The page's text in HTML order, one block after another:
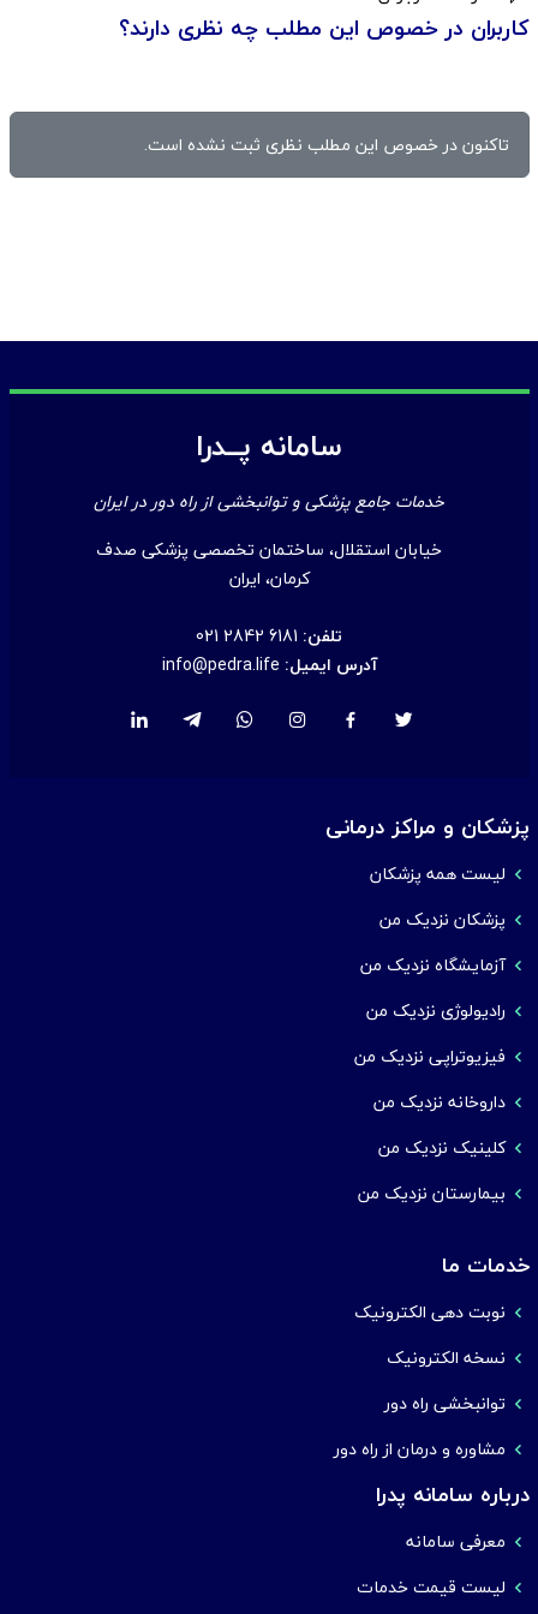
کاربران در خصوص این مطلب چه نظری دارند؟
تاکنون در خصوص این مطلب نظری ثبت نشده است.
سامانه پــدرا
خدمات جامع پزشکی و توانبخشی از راه دور در ایران
خیابان استقلال، ساختمان تخصصی پزشکی صدف
کرمان، ایران
تلفن: 021 2842 6181
آدرس ایمیل: info@pedra.life
پزشکان و مراکز درمانی
لیست همه پزشکان
پزشکان نزدیک من
آزمایشگاه نزدیک من
رادیولوژی نزدیک من
فیزیوتراپی نزدیک من
داروخانه نزدیک من
کلینیک نزدیک من
بیمارستان نزدیک من
خدمات ما
نوبت دهی الکترونیک
نسخه الکترونیک
توانبخشی راه دور
مشاوره و درمان از راه دور
درباره سامانه پدرا
معرفی سامانه
لیست قیمت خدمات